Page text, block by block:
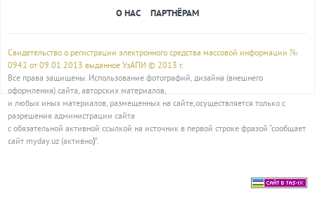
О НАС ПАРТНЁРАМ
Свидетельство о регистрации электронного средства массовой информации №
0942 от 09.01.2013 выданное УзАПИ © 2013 г.
Все права защищены. Использование фотографий, дизайна (внешнего
оформления) сайта, авторских материалов,
и любых иных материалов, размещенных на сайте,осуществляется только с
разрешения администрации сайта
с обязательной активной ссылкой на источник в первой строке фразой “сообщает
сайт myday.uz (активно)”.